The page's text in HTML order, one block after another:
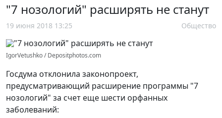
"7 нозологий" расширять не станут
19 июня 2018 13:25 Общество
IgorVetushko / Depositphotos.com
Госдума отклонила законопроект,
предусматривающий расширение программы "7
нозологий" за счет еще шести орфанных
заболеваний: